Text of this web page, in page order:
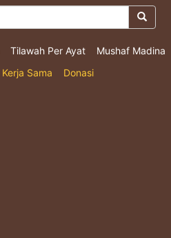
Tilawah Per Ayat
Mushaf Madina
Kerja Sama Donasi